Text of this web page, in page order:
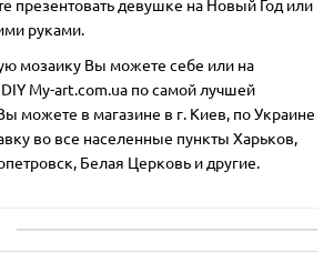
презентовать девушке на Новый Год или
руками.
мозаику Вы можете себе или на
My-art.com.ua по самой лучшей
можете в магазине в г. Киев, по Украине
во все населенные пункты Харьков,
Белая Церковь и другие.